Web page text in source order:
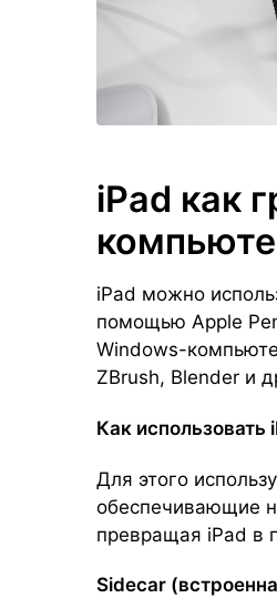
iPad как
iPad можно
помощью Apple
Windows-
ZBrush, Blender и
Как использовать
Для этого
обеспечивающие
превращая iPad в
Sidecar